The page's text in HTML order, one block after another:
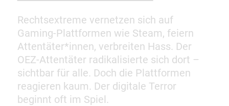
Rechtsextreme vernetzen sich auf
Gaming-Plattformen wie Steam, feiern
Attentäter*innen, verbreiten Hass. Der
OEZ-Attentäter radikalisierte sich dort –
sichtbar für alle. Doch die Plattformen
reagieren kaum. Der digitale Terror
beginnt oft im Spiel.